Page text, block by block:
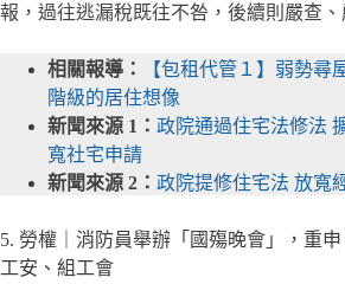
報，過往逃漏稅既往不咎，後續則嚴查、
相關報導：
【包租代管１】弱勢尋
階級的居住想像
新聞來源 1： 政院通過住宅法修法
寬社宅申請
新聞來源 2： 政院提修住宅法 放寬
5. 勞權｜消防員舉辦「國殤晚會」，重
工安、組工會